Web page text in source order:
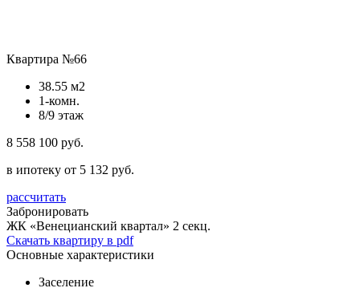
Квартира №66
38.55 м2
1-комн.
8/9 этаж
8 558 100 руб.
в ипотеку от 5 132 руб.
рассчитать
Забронировать
ЖК «Венецианский квартал» 2 секц.
Скачать квартиру в pdf
Основные характеристики
Заселение